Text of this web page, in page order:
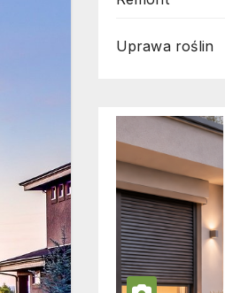
Uprawa roślin